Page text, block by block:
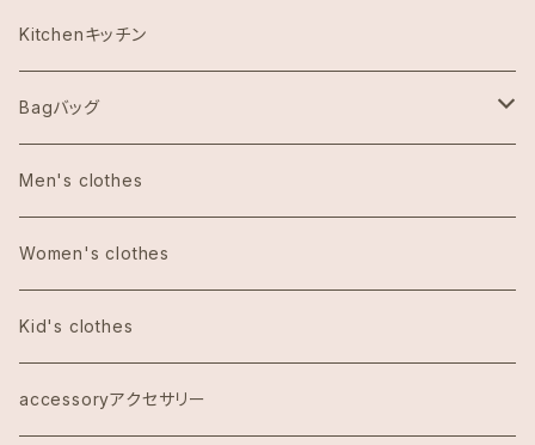
Abercrombie & Fitch アバクロンビー
Aulani Disneyアウラニディズニー
Anthoropologieアンソロポロジー
Bath&Body Worksバス＆ボディワークス
Calvin Klein カルバンクライン
COACHコーチ
Kitchenキッチン
Bagバッグ
tote bag トートバッグ
エコバッグ
Men's clothes
Women's clothes
Kid's clothes
accessoryアクセサリー